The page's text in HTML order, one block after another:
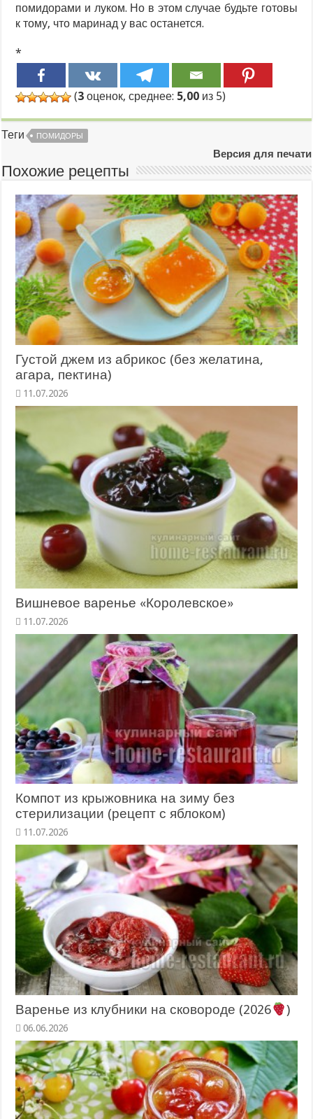
помидорами и луком. Но в этом случае будьте готовы
к тому, что маринад у вас останется.
*
(3 оценок, среднее: 5,00 из 5)
Теги ПОМИДОРЫ
Версия для печати
Похожие рецепты
Густой джем из абрикос (без желатина,
агара, пектина)
11.07.2026
Вишневое варенье «Королевское»
11.07.2026
Компот из крыжовника на зиму без
стерилизации (рецепт с яблоком)
11.07.2026
Варенье из клубники на сковороде (2026 )
06.06.2026